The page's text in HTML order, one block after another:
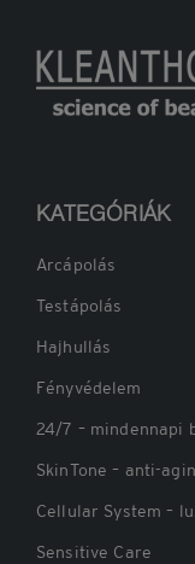
KATEGÓRIÁK
Arcápolás
Testápolás
Hajhullás
Fényvédelem
24/7 – mindennapi
SkinTone – anti-
Cellular System –
Sensitive Care